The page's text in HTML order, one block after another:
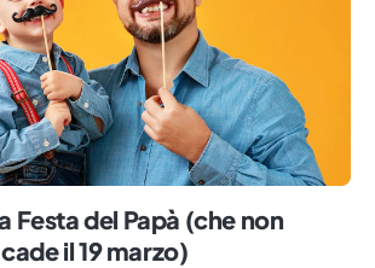
Festa del Papà (che non
il 19 marzo)